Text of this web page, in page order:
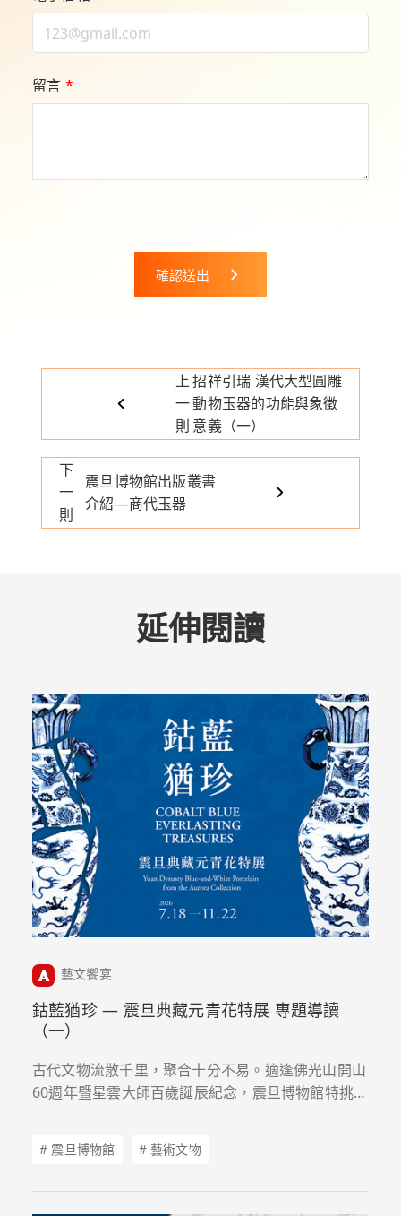
留言 *
確認送出
上
一
則
招祥引瑞 漢代大型圓雕
動物玉器的功能與象徵
意義（一）
下
一
則
震旦博物館出版叢書
介紹—商代玉器
延伸閱讀
藝文饗宴
鈷藍猶珍 — 震旦典藏元青花特展 專題導讀
（一）
古代文物流散千里，聚合十分不易。適逢佛光山開山
60週年暨星雲大師百歲誕辰紀念，震旦博物館特挑選
元青花特展」，帶領大家欣賞十四世紀元代靑花的灼
# 震旦博物館 # 藝術文物